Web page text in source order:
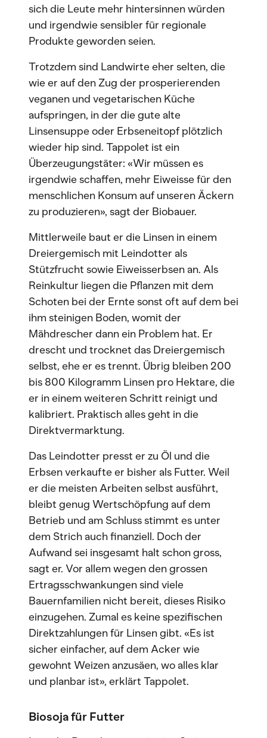
sich die Leute mehr hintersinnen würden
und irgendwie sensibler für regionale
Produkte geworden seien.
Trotzdem sind Landwirte eher selten, die
wie er auf den Zug der prosperierenden
veganen und vegetarischen Küche
aufspringen, in der die gute alte
Linsensuppe oder Erbseneitopf plötzlich
wieder hip sind. Tappolet ist ein
Überzeugungstäter: «Wir müssen es
irgendwie schaffen, mehr Eiweisse für den
menschlichen Konsum auf unseren Äckern
zu produzieren», sagt der Biobauer.
Mittlerweile baut er die Linsen in einem
Dreiergemisch mit Leindotter als
Stützfrucht sowie Eiweisserbsen an. Als
Reinkultur liegen die Pflanzen mit dem
Schoten bei der Ernte sonst oft auf dem bei
ihm steinigen Boden, womit der
Mähdrescher dann ein Problem hat. Er
drescht und trocknet das Dreiergemisch
selbst, ehe er es trennt. Übrig bleiben 200
bis 800 Kilogramm Linsen pro Hektare, die
er in einem weiteren Schritt reinigt und
kalibriert. Praktisch alles geht in die
Direktvermarktung.
Das Leindotter presst er zu Öl und die
Erbsen verkaufte er bisher als Futter. Weil
er die meisten Arbeiten selbst ausführt,
bleibt genug Wertschöpfung auf dem
Betrieb und am Schluss stimmt es unter
dem Strich auch finanziell. Doch der
Aufwand sei insgesamt halt schon gross,
sagt er. Vor allem wegen den grossen
Ertragsschwankungen sind viele
Bauernfamilien nicht bereit, dieses Risiko
einzugehen. Zumal es keine spezifischen
Direktzahlungen für Linsen gibt. «Es ist
sicher einfacher, auf dem Acker wie
gewohnt Weizen anzusäen, wo alles klar
und planbar ist», erklärt Tappolet.
Biosoja für Futter